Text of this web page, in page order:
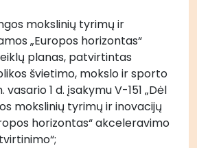
mokslinių tyrimų ir
„Europos horizontas“
planas, patvirtintas
švietimo, mokslo ir sporto
1 d. įsakymu V-151 „Dėl
mokslinių tyrimų ir inovacijų
horizontas“ akceleravimo